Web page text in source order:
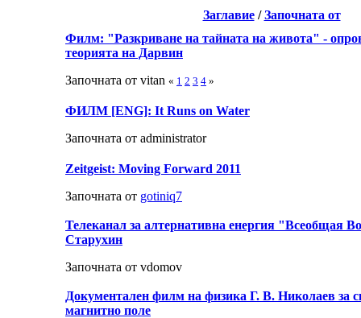
Заглавие/Започната от
Филм: "Разкриване на тайната на живота" -
теорията на Дарвин
Започната от vitan « 1 2 3 4 »
ФИЛМ [ENG]: It Runs on Water
Започната от administrator
Zeitgeist: Moving Forward 2011
Започната от gotiniq7
Телеканал за алтернативна енергия "Всеобщая
Старухин
Започната от vdomov
Документален филм на физика Г. В. Николаев за
магнитно поле